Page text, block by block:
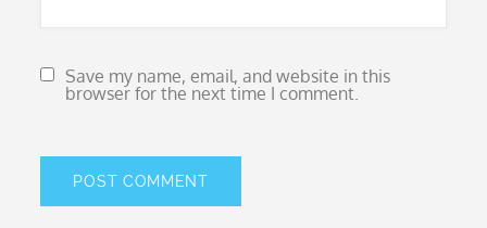
Save my name, email, and website in this
browser for the next time I comment.